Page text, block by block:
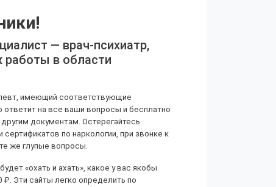
— врач-психиатр,
работы в области
имеющий соответствующие
на все ваши вопросы и бесплатно
документам. Остерегайтесь
по наркологии, при звонке к
же глупые вопросы.
«охать и ахать», какое у вас якобы
₽. Эти сайты легко определить по